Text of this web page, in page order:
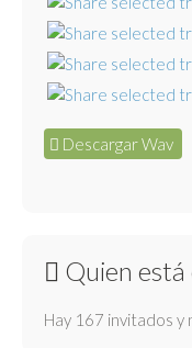
Descargar Wav
Quien está
Hay 167 invitados y